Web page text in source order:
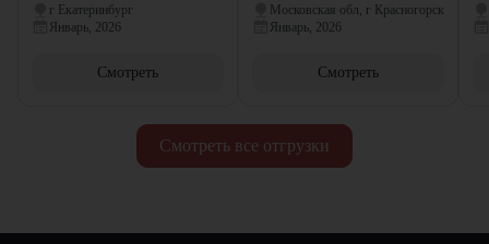
Смотреть все отгрузки
г Екатеринбург
Январь, 2026
Смотреть
Московская обл, г Красногорск
Январь, 2026
Смотреть